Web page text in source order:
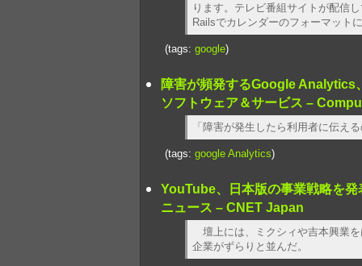
ります。テレビ番組サイトが配信
Railsでカレンダーのフォーマット
(tags: google)
障害が頻発するGoogle Analytics
ソフトウェア＆サービス –
「障害が発生したら利用者に伝え
(tags: google Analytics)
YouTube、日本版の事業戦略を
ニュース – CNET Japan
壇上には、ミクシィや吉本興業
企業がずらりと並んだ。